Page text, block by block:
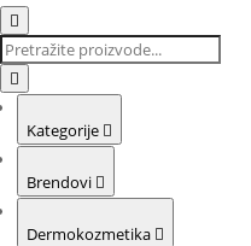
Kategorije
Brendovi
Dermokozmetika